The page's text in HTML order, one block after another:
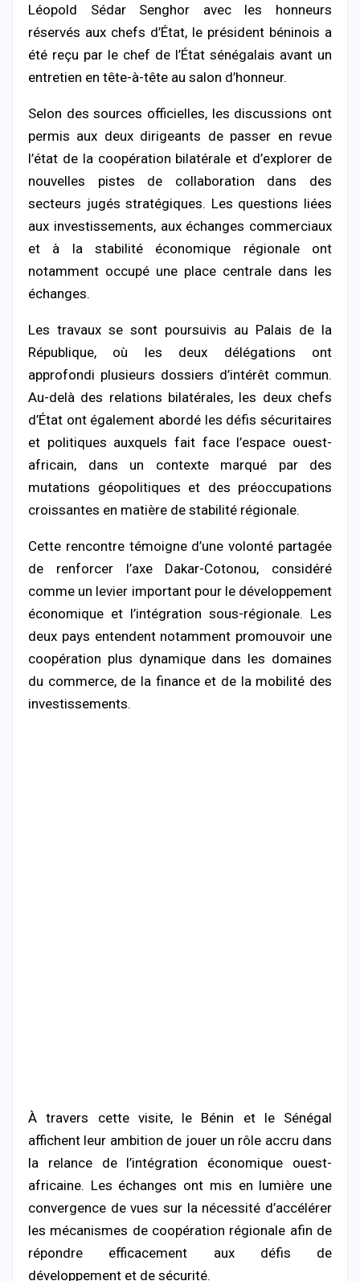
Léopold Sédar Senghor avec les honneurs
réservés aux chefs d’État, le président béninois a
été reçu par le chef de l’État sénégalais avant un
entretien en tête-à-tête au salon d’honneur.
Selon des sources officielles, les discussions ont
permis aux deux dirigeants de passer en revue
l’état de la coopération bilatérale et d’explorer de
nouvelles pistes de collaboration dans des
secteurs jugés stratégiques. Les questions liées
aux investissements, aux échanges commerciaux
et à la stabilité économique régionale ont
notamment occupé une place centrale dans les
échanges.
Les travaux se sont poursuivis au Palais de la
République, où les deux délégations ont
approfondi plusieurs dossiers d’intérêt commun.
Au-delà des relations bilatérales, les deux chefs
d’État ont également abordé les défis sécuritaires
et politiques auxquels fait face l’espace ouest-
africain, dans un contexte marqué par des
mutations géopolitiques et des préoccupations
croissantes en matière de stabilité régionale.
Cette rencontre témoigne d’une volonté partagée
de renforcer l’axe Dakar-Cotonou, considéré
comme un levier important pour le développement
économique et l’intégration sous-régionale. Les
deux pays entendent notamment promouvoir une
coopération plus dynamique dans les domaines
du commerce, de la finance et de la mobilité des
investissements.
À travers cette visite, le Bénin et le Sénégal
affichent leur ambition de jouer un rôle accru dans
la relance de l’intégration économique ouest-
africaine. Les échanges ont mis en lumière une
convergence de vues sur la nécessité d’accélérer
les mécanismes de coopération régionale afin de
répondre efficacement aux défis de
développement et de sécurité.